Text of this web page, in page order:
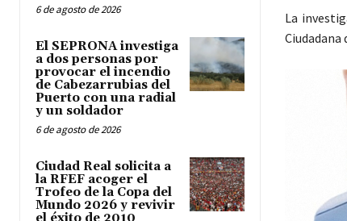
6 de agosto de 2026
El SEPRONA investiga
a dos personas por
provocar el incendio
de Cabezarrubias del
Puerto con una radial
y un soldador
6 de agosto de 2026
Ciudad Real solicita a
la RFEF acoger el
Trofeo de la Copa del
Mundo 2026 y revivir
La
Ciudadana